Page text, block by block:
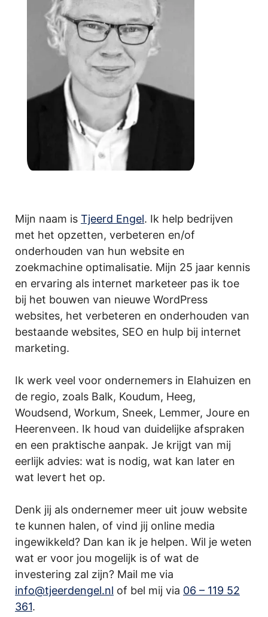
Mijn naam is Tjeerd Engel. Ik help bedrijven
met het opzetten, verbeteren en/of
onderhouden van hun website en
zoekmachine optimalisatie. Mijn 25 jaar kennis
en ervaring als internet marketeer pas ik toe
bij het bouwen van nieuwe WordPress
websites, het verbeteren en onderhouden van
bestaande websites, SEO en hulp bij internet
marketing.
Ik werk veel voor ondernemers in Elahuizen en
de regio, zoals Balk, Koudum, Heeg,
Woudsend, Workum, Sneek, Lemmer, Joure en
Heerenveen. Ik houd van duidelijke afspraken
en een praktische aanpak. Je krijgt van mij
eerlijk advies: wat is nodig, wat kan later en
wat levert het op.
Denk jij als ondernemer meer uit jouw website
te kunnen halen, of vind jij online media
ingewikkeld? Dan kan ik je helpen. Wil je weten
wat er voor jou mogelijk is of wat de
investering zal zijn? Mail me via
info@tjeerdengel.nl of bel mij via 06 – 119 52
361.